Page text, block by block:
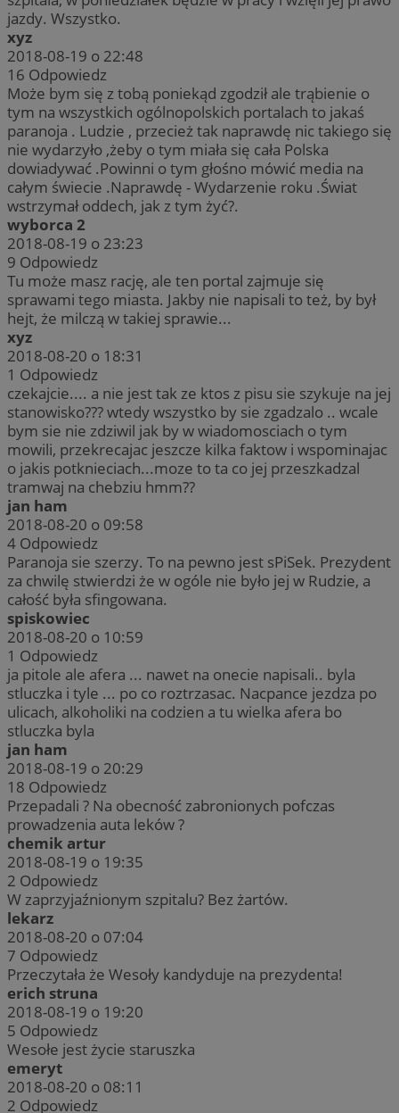
jazdy. Wszystko.
xyz
2018-08-19 o 22:48
16 Odpowiedz
Może bym się z tobą poniekąd zgodził ale trąbienie o
tym na wszystkich ogólnopolskich portalach to jakaś
paranoja . Ludzie , przecież tak naprawdę nic takiego się
nie wydarzyło ,żeby o tym miała się cała Polska
dowiadywać .Powinni o tym głośno mówić media na
całym świecie .Naprawdę - Wydarzenie roku .Świat
wstrzymał oddech, jak z tym żyć?.
wyborca 2
2018-08-19 o 23:23
9 Odpowiedz
Tu może masz rację, ale ten portal zajmuje się
sprawami tego miasta. Jakby nie napisali to też, by był
hejt, że milczą w takiej sprawie...
xyz
2018-08-20 o 18:31
1 Odpowiedz
czekajcie.... a nie jest tak ze ktos z pisu sie szykuje na jej
stanowisko??? wtedy wszystko by sie zgadzalo .. wcale
bym sie nie zdziwil jak by w wiadomosciach o tym
mowili, przekrecajac jeszcze kilka faktow i wspominajac
o jakis potknieciach...moze to ta co jej przeszkadzal
tramwaj na chebziu hmm??
jan ham
2018-08-20 o 09:58
4 Odpowiedz
Paranoja sie szerzy. To na pewno jest sPiSek. Prezydent
za chwilę stwierdzi że w ogóle nie było jej w Rudzie, a
całość była sfingowana.
spiskowiec
2018-08-20 o 10:59
1 Odpowiedz
ja pitole ale afera ... nawet na onecie napisali.. byla
stluczka i tyle ... po co roztrzasac. Nacpance jezdza po
ulicach, alkoholiki na codzien a tu wielka afera bo
stluczka byla
jan ham
2018-08-19 o 20:29
18 Odpowiedz
Przepadali ? Na obecność zabronionych pofczas
prowadzenia auta leków ?
chemik artur
2018-08-19 o 19:35
2 Odpowiedz
W zaprzyjaźnionym szpitalu? Bez żartów.
lekarz
2018-08-20 o 07:04
7 Odpowiedz
Przeczytała że Wesoły kandyduje na prezydenta!
erich struna
2018-08-19 o 19:20
5 Odpowiedz
Wesołe jest życie staruszka
emeryt
2018-08-20 o 08:11
2 Odpowiedz